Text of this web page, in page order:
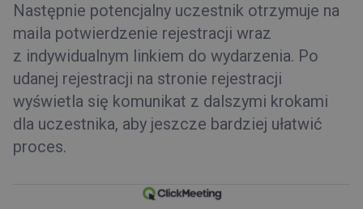
Następnie potencjalny uczestnik otrzymuje na
maila potwierdzenie rejestracji wraz
z indywidualnym linkiem do wydarzenia. Po
udanej rejestracji na stronie rejestracji
wyświetla się komunikat z dalszymi krokami
dla uczestnika, aby jeszcze bardziej ułatwić
proces.